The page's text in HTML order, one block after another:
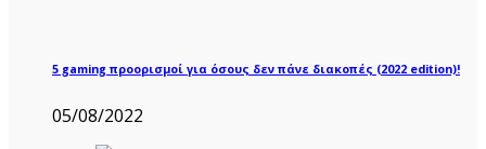
5 gaming προορισμοί για όσους δεν πάνε διακοπές (2022 edition)!
05/08/2022